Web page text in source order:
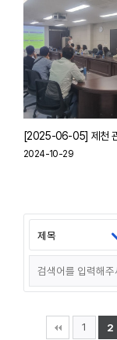
2024-10-29
1 2